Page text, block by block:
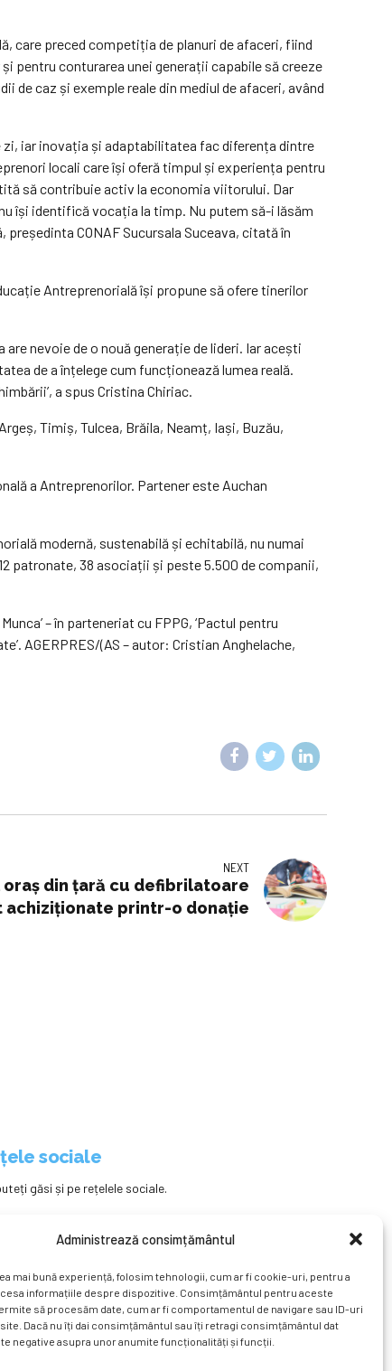
Administrează consimțământul
mai bună experiență, folosim tehnologii, cum ar fi cookie-uri, pentru a
informațiile despre dispozitive. Consimțământul pentru aceste
să procesăm date, cum ar fi comportamentul de navigare sau ID-uri
Dacă nu îți dai consimțământul sau îți retragi consimțământul dat
negative asupra unor anumite funcționalități și funcții.
care preced competiția de planuri de afaceri, fiind
pentru conturarea unei generații capabile să creeze
caz și exemple reale din mediul de afaceri, având
iar inovația și adaptabilitatea fac diferența dintre
locali care își oferă timpul și experiența pentru
să contribuie activ la economia viitorului. Dar
își identifică vocația la timp. Nu putem să-i lăsăm
CONAF Sucursala Suceava, citată în
Antreprenorială își propune să ofere tinerilor
nevoie de o nouă generație de lideri. Iar acești
de a înțelege cum funcționează lumea reală.
a spus Cristina Chiriac.
Timiș, Tulcea, Brăila, Neamț, Iași, Buzău,
a Antreprenorilor. Partener este Auchan
modernă, sustenabilă și echitabilă, nu numai
patronate, 38 asociații și peste 5.500 de companii,
– în parteneriat cu FPPG, ‘Pactul pentru
AGERPRES/(AS – autor: Cristian Anghelache,
NEXT
oraș din țară cu defibrilatoare
achiziționate printr-o donație
sociale
găsi și pe rețelele sociale.